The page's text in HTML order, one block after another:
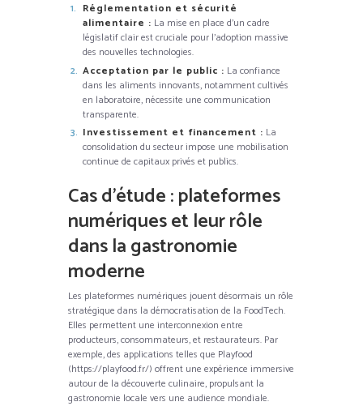
Réglementation et sécurité
alimentaire : La mise en place d’un cadre
législatif clair est cruciale pour l’adoption massive
des nouvelles technologies.
Acceptation par le public : La confiance
dans les aliments innovants, notamment cultivés
en laboratoire, nécessite une communication
transparente.
Investissement et financement : La
consolidation du secteur impose une mobilisation
continue de capitaux privés et publics.
Cas d’étude : plateformes
numériques et leur rôle
dans la gastronomie
moderne
Les plateformes numériques jouent désormais un rôle
stratégique dans la démocratisation de la FoodTech.
Elles permettent une interconnexion entre
producteurs, consommateurs, et restaurateurs. Par
exemple, des applications telles que Playfood
(https://playfood.fr/) offrent une expérience immersive
autour de la découverte culinaire, propulsant la
gastronomie locale vers une audience mondiale.